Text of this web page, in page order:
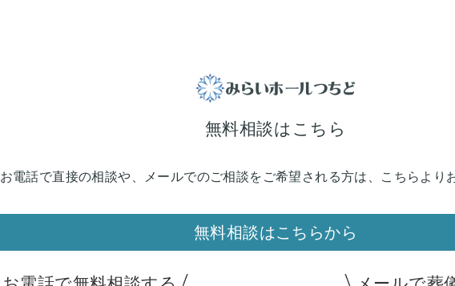
無料相談はこちら
お電話で直接の相談や、メールでのご相談を ご希望される方は、こちらより
無料相談はこちらから